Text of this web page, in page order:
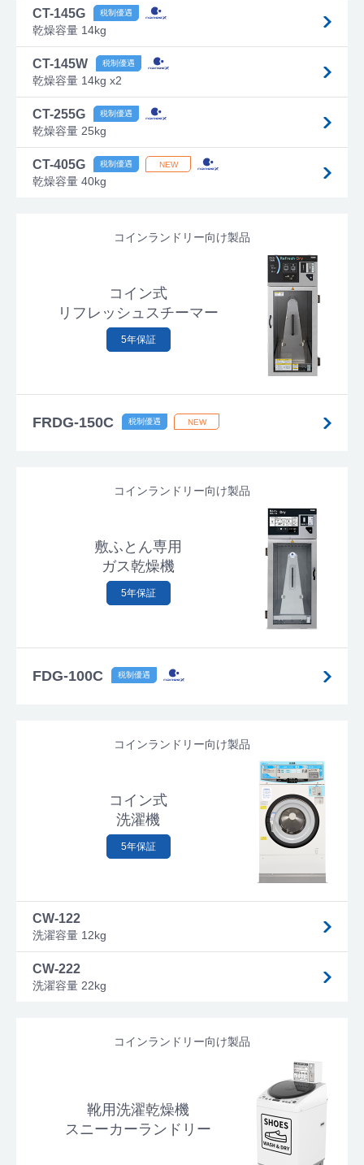
CT-145G
乾燥容量 14kg
CT-145W
乾燥容量 14kg x2
CT-255G
乾燥容量 25kg
CT-405G
乾燥容量 40kg
コインランドリー向け製品
コイン式
リフレッシュスチーマー
5年保証
FRDG-150C
コインランドリー向け製品
敷ふとん専用
ガス乾燥機
5年保証
FDG-100C
コインランドリー向け製品
コイン式
洗濯機
5年保証
CW-122
洗濯容量 12kg
CW-222
洗濯容量 22kg
コインランドリー向け製品
靴用洗濯乾燥機
スニーカーランドリー